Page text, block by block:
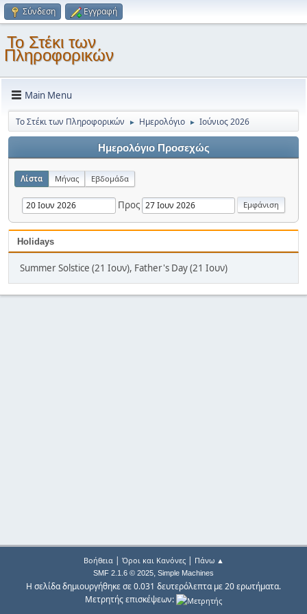
Σύνδεση Εγγραφή
Το Στέκι των
Πληροφορικών
Main Menu
Το Στέκι των Πληροφορικών ► Ημερολόγιο ► Ιούνιος 2026
Ημερολόγιο Προσεχώς
Λίστα Μήνας Εβδομάδα
Προς
Holidays
Summer Solstice (21 Ιουν), Father's Day (21 Ιουν)
Βοήθεια| Όροι και Κανόνες| Πάνω ▲
SMF 2.1.6 © 2025, Simple Machines
Η σελίδα δημιουργήθηκε σε 0.031 δευτερόλεπτα με 20 ερωτήματα.
Μετρητής επισκέψεων: